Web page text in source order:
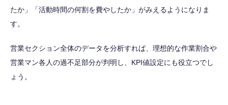
たか」「活動時間の何割を費やしたか」がみえるようになりま
す。
営業セクション全体のデータを分析すれば、理想的な作業割合や
営業マン各人の過不足部分が判明し、KPI値設定にも役立つでし
ょう。